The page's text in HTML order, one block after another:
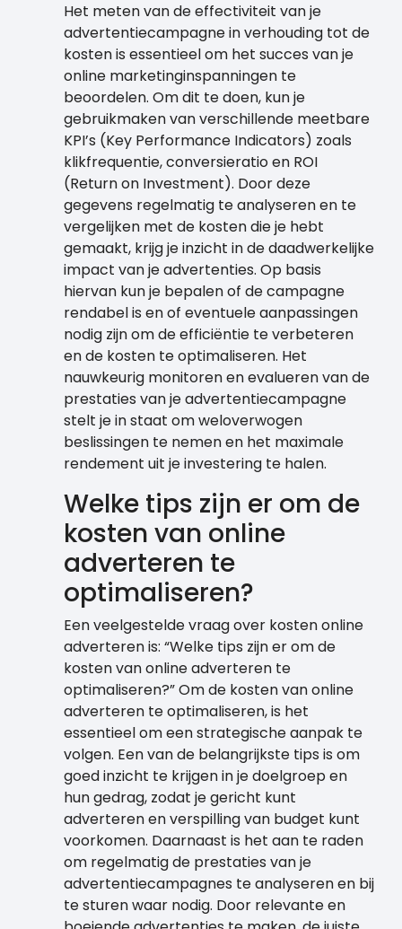
Het meten van de effectiviteit van je
advertentiecampagne in verhouding tot de
kosten is essentieel om het succes van je
online marketinginspanningen te
beoordelen. Om dit te doen, kun je
gebruikmaken van verschillende meetbare
KPI’s (Key Performance Indicators) zoals
klikfrequentie, conversieratio en ROI
(Return on Investment). Door deze
gegevens regelmatig te analyseren en te
vergelijken met de kosten die je hebt
gemaakt, krijg je inzicht in de daadwerkelijke
impact van je advertenties. Op basis
hiervan kun je bepalen of de campagne
rendabel is en of eventuele aanpassingen
nodig zijn om de efficiëntie te verbeteren
en de kosten te optimaliseren. Het
nauwkeurig monitoren en evalueren van de
prestaties van je advertentiecampagne
stelt je in staat om weloverwogen
beslissingen te nemen en het maximale
rendement uit je investering te halen.
Welke tips zijn er om de
kosten van online
adverteren te
optimaliseren?
Een veelgestelde vraag over kosten online
adverteren is: “Welke tips zijn er om de
kosten van online adverteren te
optimaliseren?” Om de kosten van online
adverteren te optimaliseren, is het
essentieel om een strategische aanpak te
volgen. Een van de belangrijkste tips is om
goed inzicht te krijgen in je doelgroep en
hun gedrag, zodat je gericht kunt
adverteren en verspilling van budget kunt
voorkomen. Daarnaast is het aan te raden
om regelmatig de prestaties van je
advertentiecampagnes te analyseren en bij
te sturen waar nodig. Door relevante en